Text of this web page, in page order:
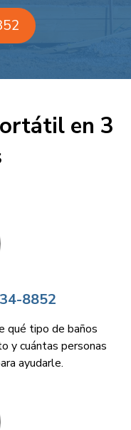
en 3
8852
qué tipo de baños
y cuántas personas
ayudarle.